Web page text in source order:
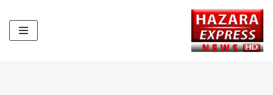
Skip
to